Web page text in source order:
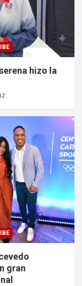
hizo la
gran